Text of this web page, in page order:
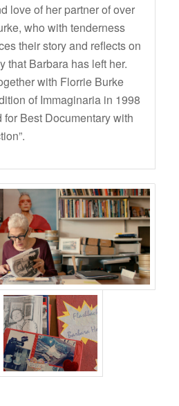
love of her partner of over
who with tenderness
their story and reflects on
that Barbara has left her.
with Florrie Burke
of Immaginaria in 1998
Best Documentary with